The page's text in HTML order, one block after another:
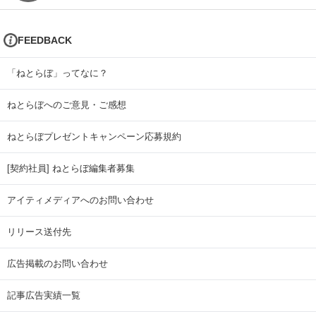
FEEDBACK
「ねとらぼ」ってなに？
ねとらぼへのご意見・ご感想
ねとらぼプレゼントキャンペーン応募規約
[契約社員] ねとらぼ編集者募集
アイティメディアへのお問い合わせ
リリース送付先
広告掲載のお問い合わせ
記事広告実績一覧